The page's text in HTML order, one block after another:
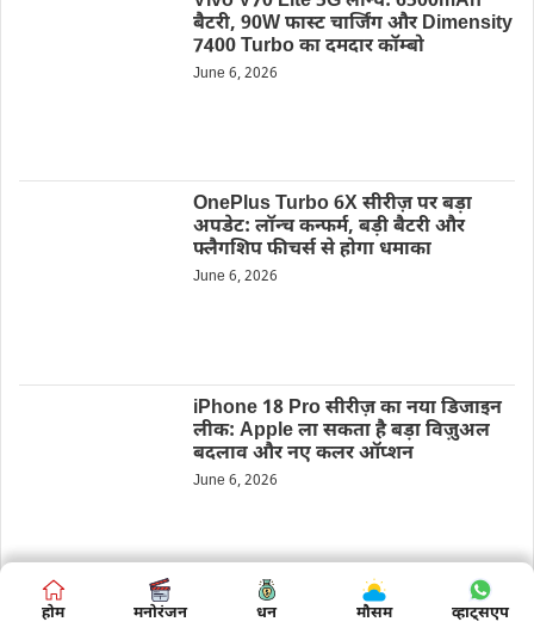
बैटरी, 90W फास्ट चार्जिंग और Dimensity
7400 Turbo का दमदार कॉम्बो
June 6, 2026
OnePlus Turbo 6X सीरीज़ पर बड़ा
अपडेट: लॉन्च कन्फर्म, बड़ी बैटरी और
फ्लैगशिप फीचर्स से होगा धमाका
June 6, 2026
iPhone 18 Pro सीरीज़ का नया डिजाइन
लीक: Apple ला सकता है बड़ा विज़ुअल
बदलाव और नए कलर ऑप्शन
June 6, 2026
Vivo X Fold 6 में मिल सकती है
होम मनोरंजन बिज़नस शिक्षा व्हाट्सएप
होम मनोरंजन धन मौसम व्हाट्सएप